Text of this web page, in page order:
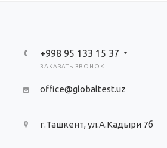
+998 95 133 15 37
ЗАКАЗАТЬ ЗВОНОК
office@globaltest.uz
г.Ташкент, ул.А.Кадыри 7б